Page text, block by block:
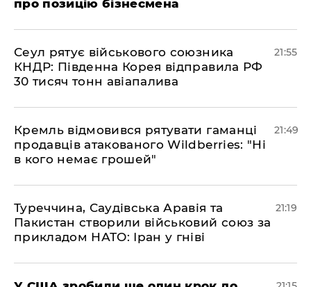
про позицію бізнесмена
​Сеул рятує військового союзника
КНДР: Південна Корея відправила РФ
30 тисяч тонн авіапалива
21:55
​Кремль відмовився рятувати гаманці
продавців атакованого Wildberries: "Ні
в кого немає грошей"
21:49
​Туреччина, Саудівська Аравія та
Пакистан створили військовий союз за
прикладом НАТО: Іран у гніві
21:19